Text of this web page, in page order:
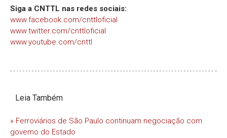
Siga a CNTTL nas redes sociais:
www.facebook.com/cnttloficial
www.twitter.com/cnttloficial
www.youtube.com/cnttl
Leia Também
» Ferroviários de São Paulo continuam negociação com
governo do Estado